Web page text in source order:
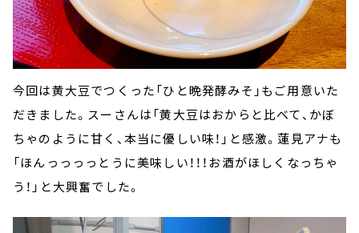
今回は黄大豆でつくった「ひと晩発酵みそ」もご用意いた
だきました。スーさんは「黄大豆はおからと比べて、かぼ
ちゃのように甘く、本当に優しい味！」と感激。蓮見アナも
「ほんっっっっとうに美味しい！！！お酒がほしくなっちゃ
う！」と大興奮でした。